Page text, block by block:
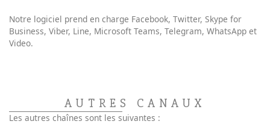
Notre logiciel prend en charge Facebook, Twitter, Skype for
Business, Viber, Line, Microsoft Teams, Telegram, WhatsApp et
Video.
AUTRES CANAUX
Les autres chaînes sont les suivantes :